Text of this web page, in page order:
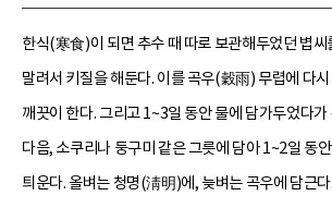
한식(寒食)이 되면 추수 때 따로 보관해두었던 볍씨
말려서 키질을 해둔다. 이를 곡우(穀雨) 무렵에 다시
깨끗이 한다. 그리고 1~3일 동안 물에 담가두었다가
다음, 소쿠리나 둥구미 같은 그릇에 담아 1~2일 동
틔운다. 올벼는 청명(淸明)에, 늦벼는 곡우에 담근다.